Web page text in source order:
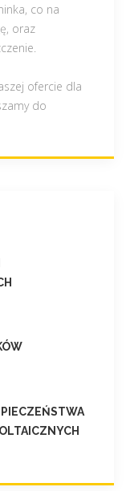
co na
oraz
ofercie dla
do